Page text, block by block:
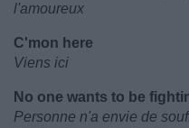
l'amoureux
C'mon here
Viens ici
No one wants to be
Personne n'a envie de